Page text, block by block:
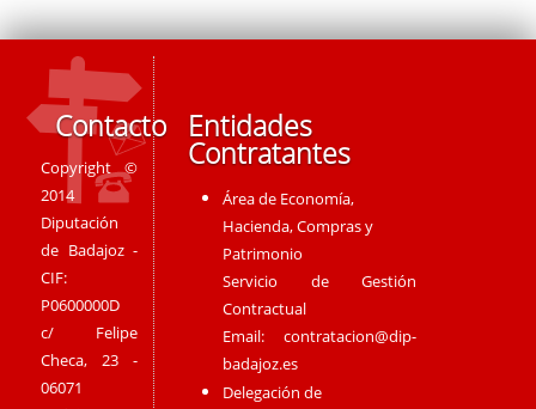
Contacto
Copyright ©
2014
Diputación
de Badajoz -
CIF:
P0600000D
c/ Felipe
Checa, 23 -
06071
Entidades
Contratantes
Área de Economía,
Hacienda, Compras y
Patrimonio
Servicio de Gestión
Contractual
Email:contratacion@dip-
badajoz.es
Delegación de